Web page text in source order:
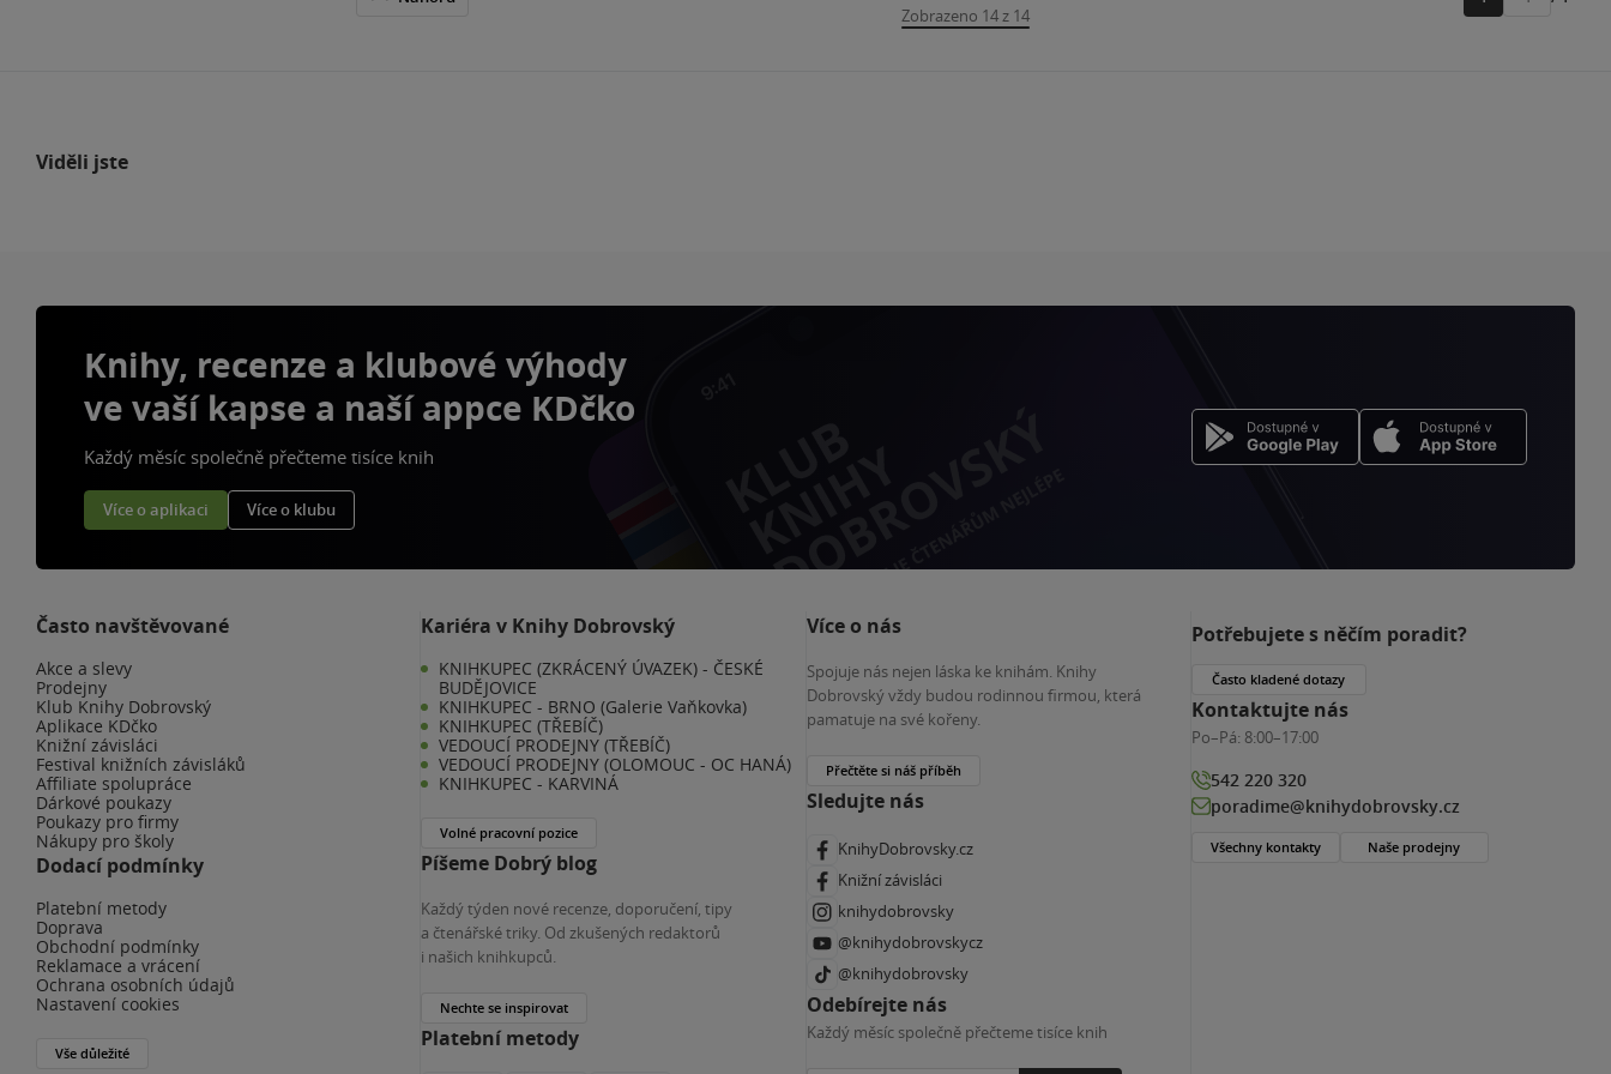
Zobrazeno 14 z 14
Přejít
Viděli jste
Knihy, recenze a klubové výhody
ve vaší kapse a naší appce KDčko
Každý měsíc společně přečteme tisíce knih
Více o aplikaci Více o klubu
Často navštěvované
Akce a slevy
Prodejny
Klub Knihy Dobrovský
Aplikace KDčko
Knižní závisláci
Festival knižních závisláků
Affiliate spolupráce
Dárkové poukazy
Poukazy pro firmy
Nákupy pro školy
Dodací podmínky
Platební metody
Doprava
Obchodní podmínky
Reklamace a vrácení
Ochrana osobních údajů
Nastavení cookies
Vše důležité
Kariéra v Knihy Dobrovský
KNIHKUPEC (ZKRÁCENÝ ÚVAZEK) - ČESKÉ
BUDĚJOVICE
KNIHKUPEC - BRNO (Galerie Vaňkovka)
KNIHKUPEC (TŘEBÍČ)
VEDOUCÍ PRODEJNY (TŘEBÍČ)
VEDOUCÍ PRODEJNY (OLOMOUC - OC HANÁ)
KNIHKUPEC - KARVINÁ
Volné pracovní pozice
Píšeme Dobrý blog
Každý týden nové recenze, doporučení, tipy
a čtenářské triky. Od zkušených redaktorů
i našich knihkupců.
Nechte se inspirovat
Platební metody
Více o nás
Spojuje nás nejen láska ke knihám. Knihy
Dobrovský vždy budou rodinnou firmou, která
pamatuje na své kořeny.
Přečtěte si náš příběh
Sledujte nás
KnihyDobrovsky.cz
Knižní závisláci
knihydobrovsky
@knihydobrovskycz
@knihydobrovsky
Odebírejte nás
Každý měsíc společně přečteme tisíce knih
Potřebujete s něčím poradit?
Často kladené dotazy
Kontaktujte nás
Po–Pá: 8:00–17:00
542 220 320
poradime@knihydobrovsky.cz
Všechny kontakty Naše prodejny